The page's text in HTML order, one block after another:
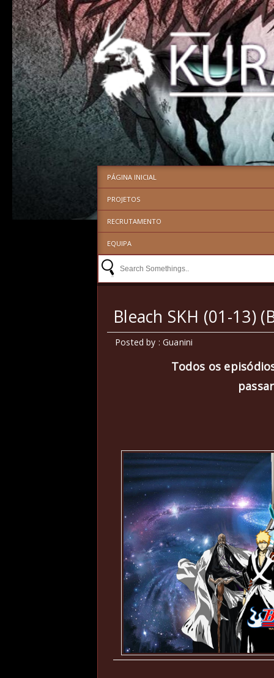
PÁGINA INICIAL
PROJETOS
RECRUTAMENTO
EQUIPA
Bleach SKH (01-13)
Posted by : Guanini
Todos os